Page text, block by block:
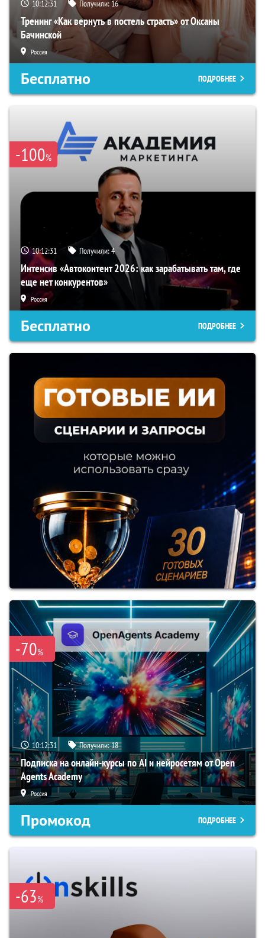
10:12:30 Получили:16
Тренинг «Как вернуть в постель страсть» от Оксаны
Бачинской
Россия
Бесплатно ПОДРОБНЕЕ
-100%
10:12:30 Получили:4
Интенсив «Автоконтент 2026: как зарабатывать там, где
еще нет конкурентов»
Россия
Бесплатно ПОДРОБНЕЕ
-70%
10:12:30 Получили:18
Подписка на онлайн-курсы по AI и нейросетям от Open
Agents Academy
Россия
Промокод ПОДРОБНЕЕ
-63%